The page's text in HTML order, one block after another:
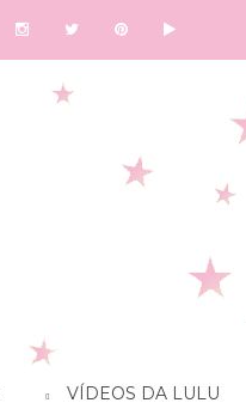
VÍDEOS DA LULU